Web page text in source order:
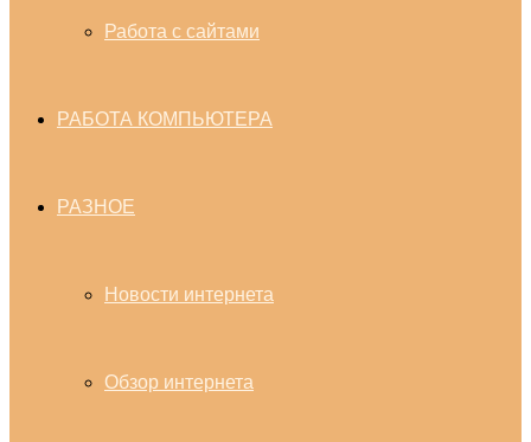
Работа с сайтами
РАБОТА КОМПЬЮТЕРА
РАЗНОЕ
Новости интернета
Обзор интернета